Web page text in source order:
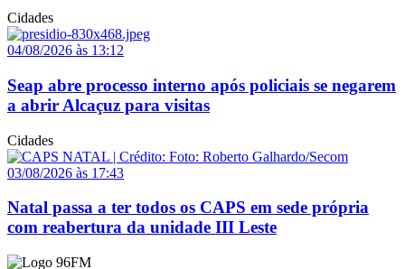
Cidades
04/08/2026 às 13:12
Seap abre processo interno após policiais se negarem
a abrir Alcaçuz para visitas
Cidades
03/08/2026 às 17:43
Natal passa a ter todos os CAPS em sede própria
com reabertura da unidade III Leste